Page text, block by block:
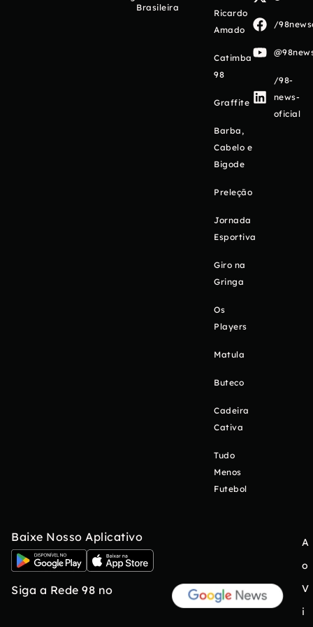
Brasileira
Ricardo
Amado
Catimba
98
Graffite
Barba,
Cabelo e
Bigode
Preleção
Jornada
Esportiva
Giro na
Gringa
Os
Players
Matula
Buteco
Cadeira
Cativa
Tudo
Menos
Futebol
/
/98-
news-
oficial
Baixe Nosso Aplicativo
Siga a Rede 98 no
A
o
V
i